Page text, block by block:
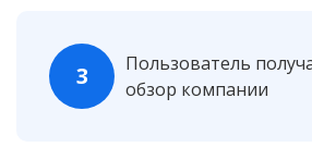
3
Пользователь
обзор компании